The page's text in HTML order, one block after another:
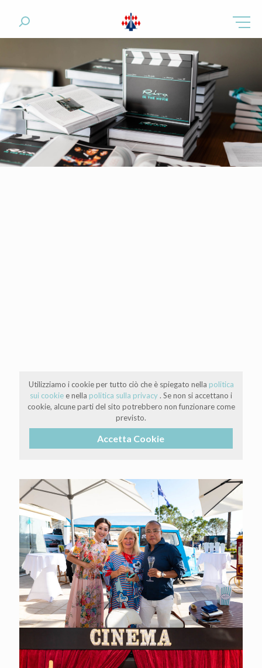
Utilizziamo i cookie per tutto ciò che è spiegato nella politica
sui cookie e nella politica sulla privacy. Se non si accettano i
cookie, alcune parti del sito potrebbero non funzionare come
previsto.
Accetta Cookie